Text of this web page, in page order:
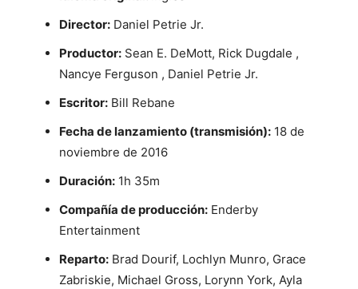
Director:Daniel Petrie Jr.
Productor:Sean E. DeMott, Rick Dugdale ,
Nancye Ferguson , Daniel Petrie Jr.
Escritor:Bill Rebane
Fecha de lanzamiento (transmisión):18 de
noviembre de 2016
Duración:1h 35m
Compañía de producción:Enderby
Entertainment
Reparto:Brad Dourif, Lochlyn Munro, Grace
Zabriskie, Michael Gross, Lorynn York, Ayla